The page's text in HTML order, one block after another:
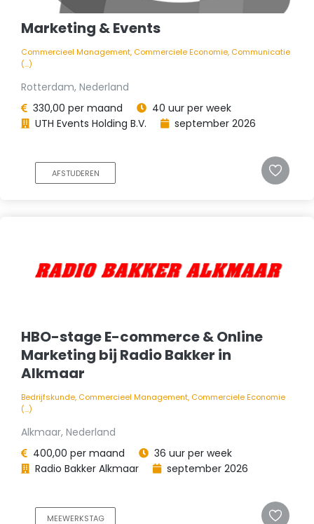
Marketing & Events
Commercieel Management, Commerciele Economie, Communicatie
(...)
Rotterdam, Nederland
330,00 per maand
40 uur per week
UTH Events Holding B.V.
september 2026
AFSTUDEREN
HBO-stage E-commerce & Online
Marketing bij Radio Bakker in
Alkmaar
Bedrijfskunde, Commercieel Management, Commerciele Economie
(...)
Alkmaar, Nederland
400,00 per maand
36 uur per week
Radio Bakker Alkmaar
september 2026
MEEWERKSTAG